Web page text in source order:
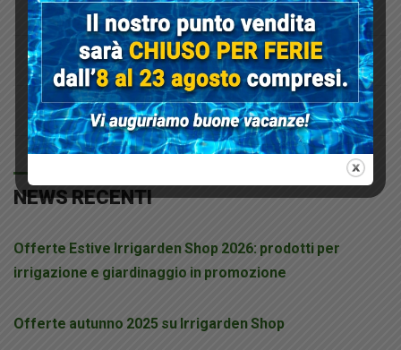
Consigli
Prodotti Del Mese
Promozioni
NEWS RECENTI
Offerte Estive Irrigarden Shop 2026: prodotti per
irrigazione e giardinaggio in promozione
Offerte autunno 2025 su Irrigarden Shop